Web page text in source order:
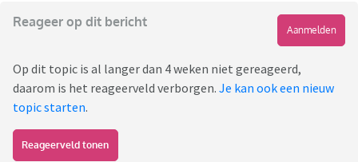
Reageer op dit bericht
Aanmelden
Op dit topic is al langer dan 4 weken niet gereageerd,
daarom is het reageerveld verborgen. Je kan ook een nieuw
topic starten.
Reageerveld tonen